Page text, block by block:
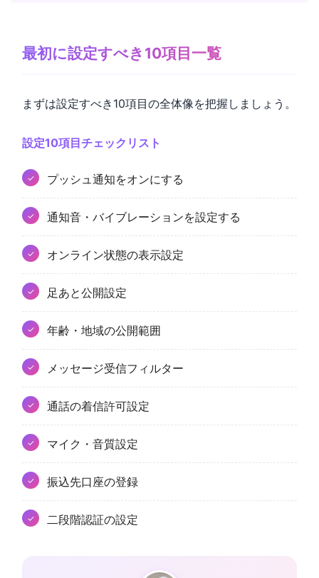
最初に設定すべき10項目一覧
まずは設定すべき10項目の全体像を把握しましょう。
設定10項目チェックリスト
プッシュ通知をオンにする
通知音・バイブレーションを設定する
オンライン状態の表示設定
足あと公開設定
年齢・地域の公開範囲
メッセージ受信フィルター
通話の着信許可設定
マイク・音質設定
振込先口座の登録
二段階認証の設定